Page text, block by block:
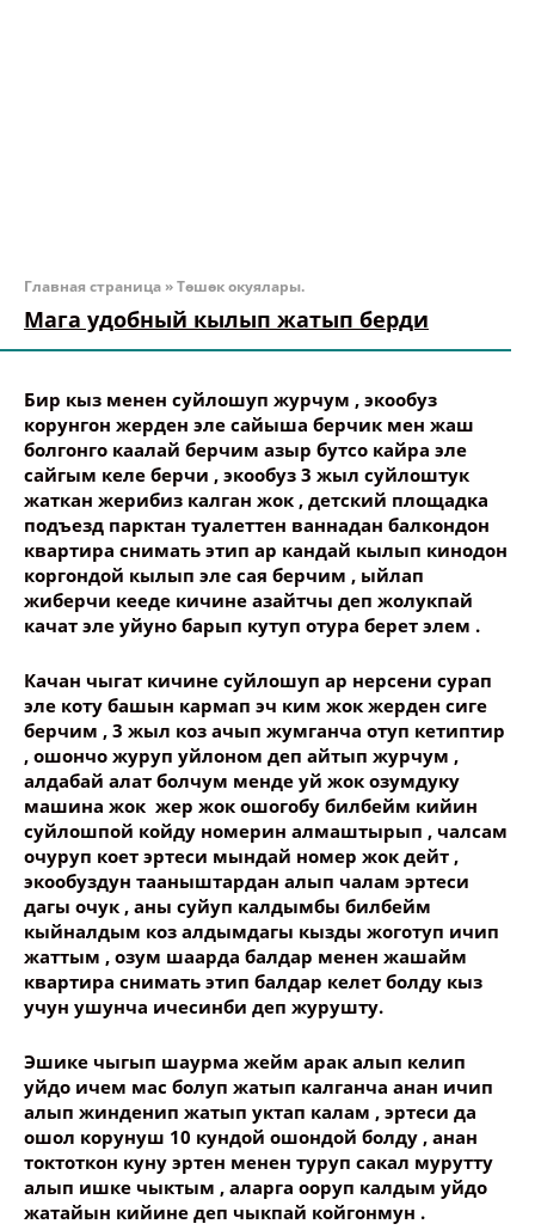
Главная страница »Төшөк окуялары.
Мага удобный кылып жатып берди
Бир кыз менен суйлошуп журчум , экообуз
корунгон жерден эле сайыша берчик мен жаш
болгонго каалай берчим азыр бутсо кайра эле
сайгым келе берчи , экообуз 3 жыл суйлоштук
жаткан жерибиз калган жок , детский площадка
подъезд парктан туалеттен ваннадан балкондон
квартира снимать этип ар кандай кылып кинодон
коргондой кылып эле сая берчим , ыйлап
жиберчи кееде кичине азайтчы деп жолукпай
качат эле уйуно барып кутуп отура берет элем .
Качан чыгат кичине суйлошуп ар нерсени сурап
эле коту башын кармап эч ким жок жерден сиге
берчим , 3 жыл коз ачып жумганча отуп кетиптир
, ошончо журуп уйлоном деп айтып журчум ,
алдабай алат болчум менде уй жок озумдуку
машина жок жер жок ошогобу билбейм кийин
суйлошпой койду номерин алмаштырып , чалсам
очуруп коет эртеси мындай номер жок дейт ,
экообуздун тааныштардан алып чалам эртеси
дагы очук , аны суйуп калдымбы билбейм
кыйналдым коз алдымдагы кызды жоготуп ичип
жаттым , озум шаарда балдар менен жашайм
квартира снимать этип балдар келет болду кыз
учун ушунча ичесинби деп журушту.
Эшике чыгып шаурма жейм арак алып келип
уйдо ичем мас болуп жатып калганча анан ичип
алып жинденип жатып уктап калам , эртеси да
ошол корунуш 10 кундой ошондой болду , анан
токтоткон куну эртен менен туруп сакал мурутту
алып ишке чыктым , аларга ооруп калдым уйдо
жатайын кийине деп чыкпай койгонмун .